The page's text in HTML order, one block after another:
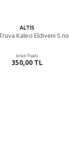
ALTIS
Kaleci Eldiveni 5 no
ürün fiyatı
350,00 TL